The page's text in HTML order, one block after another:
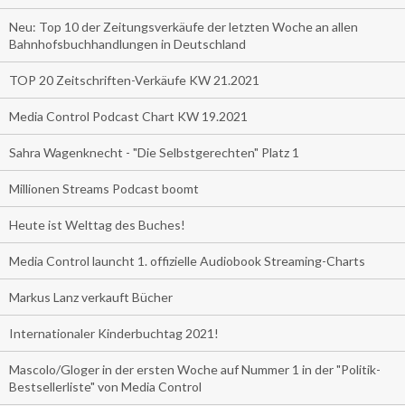
Neu: Top 10 der Zeitungsverkäufe der letzten Woche an allen
Bahnhofsbuchhandlungen in Deutschland
TOP 20 Zeitschriften-Verkäufe KW 21.2021
Media Control Podcast Chart KW 19.2021
Sahra Wagenknecht - "Die Selbstgerechten" Platz 1
Millionen Streams Podcast boomt
Heute ist Welttag des Buches!
Media Control launcht 1. offizielle Audiobook Streaming-Charts
Markus Lanz verkauft Bücher
Internationaler Kinderbuchtag 2021!
Mascolo/Gloger in der ersten Woche auf Nummer 1 in der "Politik-
Bestsellerliste" von Media Control